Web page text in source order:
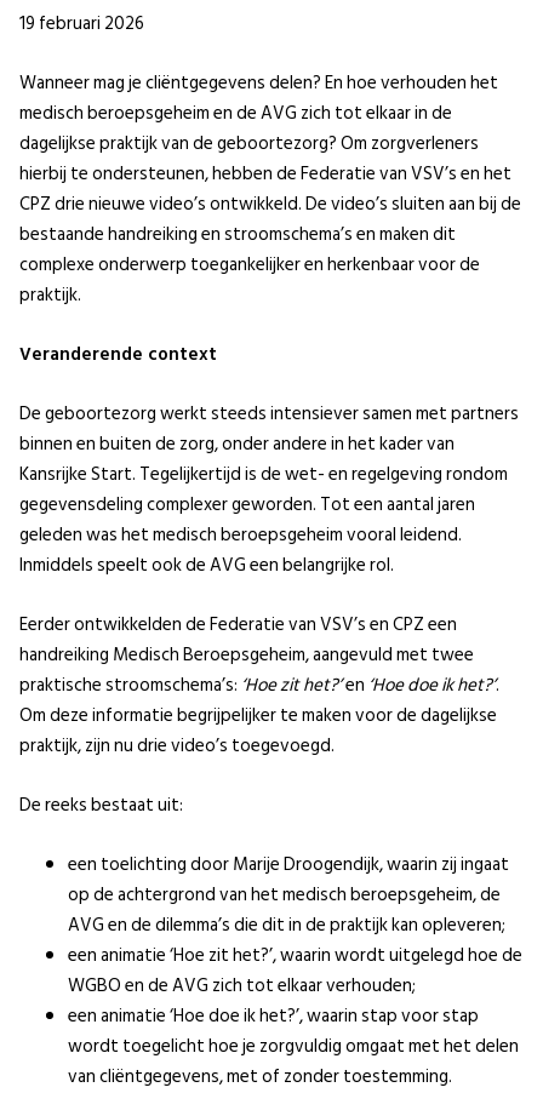
19 februari 2026
Wanneer mag je cliëntgegevens delen? En hoe verhouden het
medisch beroepsgeheim en de AVG zich tot elkaar in de
dagelijkse praktijk van de geboortezorg? Om zorgverleners
hierbij te ondersteunen, hebben de Federatie van VSV’s en het
CPZ drie nieuwe video’s ontwikkeld. De video’s sluiten aan bij de
bestaande handreiking en stroomschema’s en maken dit
complexe onderwerp toegankelijker en herkenbaar voor de
praktijk.
Veranderende context
De geboortezorg werkt steeds intensiever samen met partners
binnen en buiten de zorg, onder andere in het kader van
Kansrijke Start. Tegelijkertijd is de wet- en regelgeving rondom
gegevensdeling complexer geworden. Tot een aantal jaren
geleden was het medisch beroepsgeheim vooral leidend.
Inmiddels speelt ook de AVG een belangrijke rol.
Eerder ontwikkelden de Federatie van VSV’s en CPZ een
handreiking Medisch Beroepsgeheim, aangevuld met twee
praktische stroomschema’s: ‘Hoe zit het?’en ‘Hoe doe ik het?’.
Om deze informatie begrijpelijker te maken voor de dagelijkse
praktijk, zijn nu drie video’s toegevoegd.
De reeks bestaat uit:
een toelichting door Marije Droogendijk, waarin zij ingaat
op de achtergrond van het medisch beroepsgeheim, de
AVG en de dilemma’s die dit in de praktijk kan opleveren;
een animatie ‘Hoe zit het?’, waarin wordt uitgelegd hoe de
WGBO en de AVG zich tot elkaar verhouden;
een animatie ‘Hoe doe ik het?’, waarin stap voor stap
wordt toegelicht hoe je zorgvuldig omgaat met het delen
van cliëntgegevens, met of zonder toestemming.